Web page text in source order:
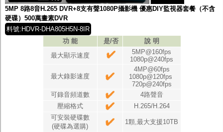
5MP 8路8音H.265 DVR+8支有聲1080P攝影機 優惠DIY監視器套餐（不含
硬碟）500萬畫素DVR
料號:HDVR-DHA805H5N-8IR
功 能
是/否
說 明
最大顯示速度
5MP@160fps
1080p@240fps
最大錄影速度
4MP@60fps
1080p@120fps
720p@240fps
可錄音頻道數
4路聲音
壓縮格式
H.265/H.264
可安裝硬碟數
(硬碟為選購)
1顆,最大支援10TB